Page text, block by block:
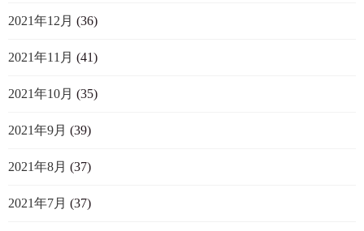
2021年12月 (36)
2021年11月 (41)
2021年10月 (35)
2021年9月 (39)
2021年8月 (37)
2021年7月 (37)